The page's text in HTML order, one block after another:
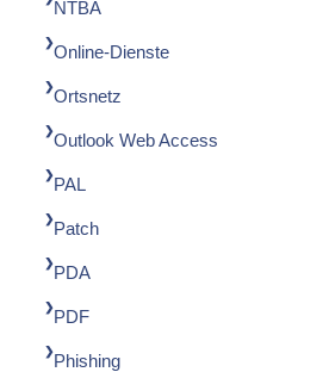
NTBA
Online-Dienste
Ortsnetz
Outlook Web Access
PAL
Patch
PDA
PDF
Phishing